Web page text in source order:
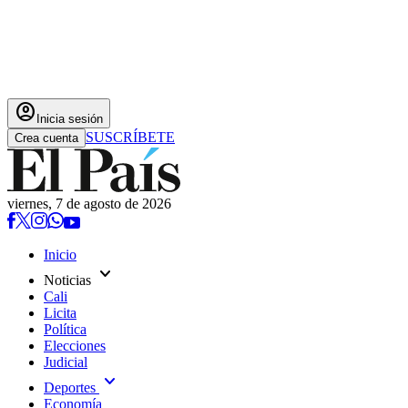
account_circle Inicia sesión
Crea cuenta SUSCRÍBETE
viernes, 7 de agosto de 2026
Inicio
Noticias expand_more
Cali
Licita
Política
Elecciones
Judicial
Deportes expand_more
Economía